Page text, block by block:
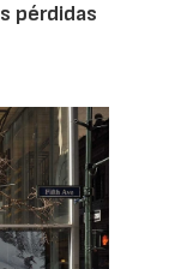
pérdidas